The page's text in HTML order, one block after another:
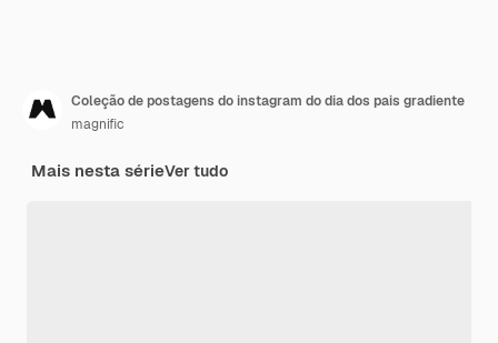
Coleção de postagens do instagram do dia dos pais gradiente
magnific
Mais nesta sérieVer tudo